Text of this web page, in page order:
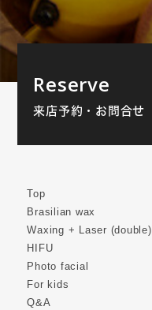
Reserve
来店予約・お問合せ
Top
Brasilian wax
Waxing + Laser (double)
HIFU
Photo facial
For kids
Q&A